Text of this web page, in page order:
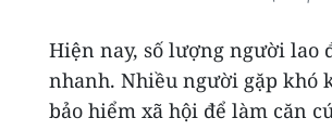
Hiện nay, số lượng người lao
nhanh. Nhiều người gặp khó
bảo hiểm xã hội để làm căn